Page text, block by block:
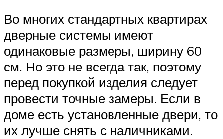
Во многих стандартных квартирах
дверные системы имеют
одинаковые размеры, ширину 60
см. Но это не всегда так, поэтому
перед покупкой изделия следует
провести точные замеры. Если в
доме есть установленные двери, то
их лучше снять с наличниками.